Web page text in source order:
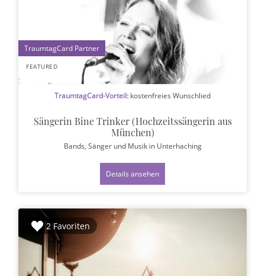
FEATURED
1
TraumtagCard-Vorteil: kostenfreies Wunschlied
Sängerin Bine Trinker (Hochzeitssängerin aus
München)
Bands, Sänger und Musik in Unterhaching
Details ansehen
2 Favoriten